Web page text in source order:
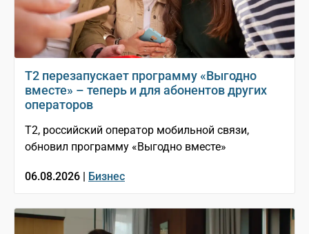
Т2 перезапускает программу «Выгодно
вместе» – теперь и для абонентов других
операторов
T2, российский оператор мобильной связи,
обновил программу «Выгодно вместе»
06.08.2026 | Бизнес